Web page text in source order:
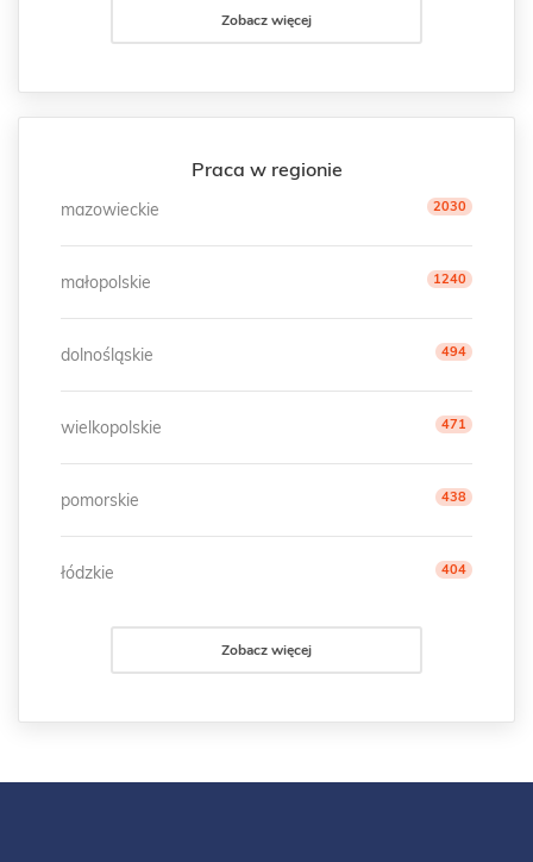
Zobacz więcej
Praca w regionie
mazowieckie 2030
małopolskie 1240
dolnośląskie 494
wielkopolskie 471
pomorskie 438
łódzkie 404
Zobacz więcej